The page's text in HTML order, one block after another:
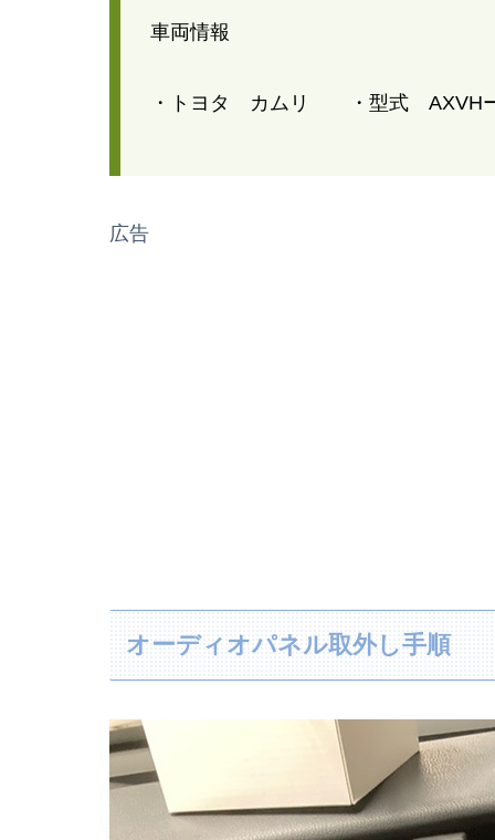
車両情報
・トヨタ カムリ ・型式 AXVH
広告
オーディオパネル取外し手順